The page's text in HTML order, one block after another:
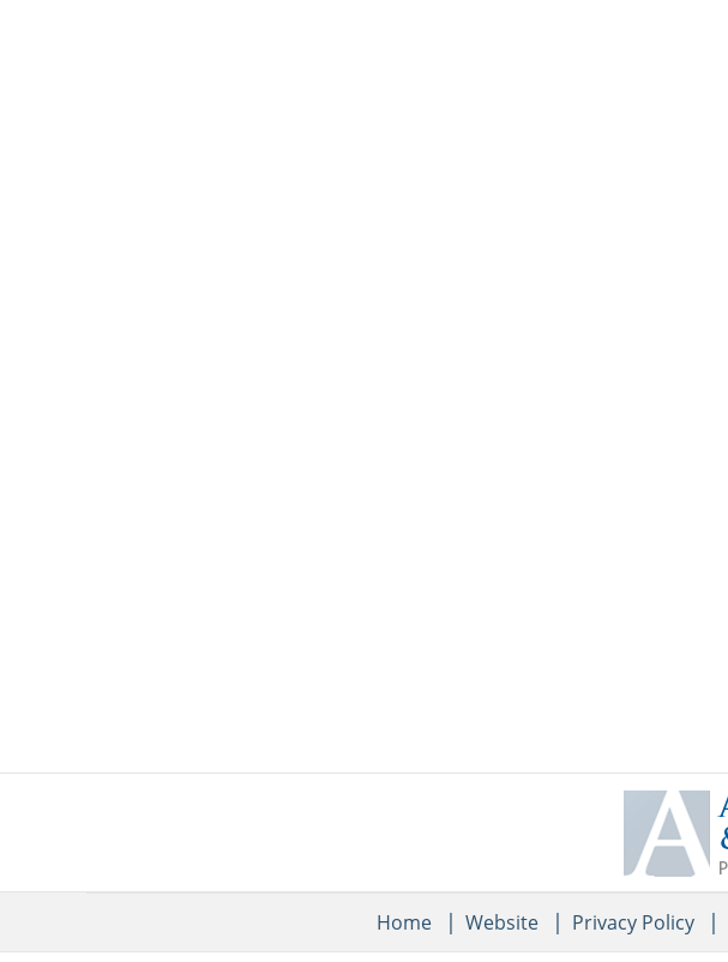
Home Website Privacy Policy